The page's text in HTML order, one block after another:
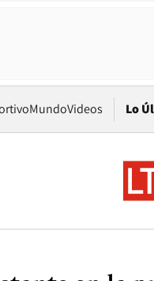
MundoVideos Lo